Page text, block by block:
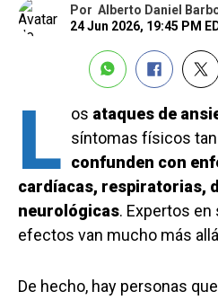
Por Alberto Daniel
24 Jun 2026, 19:45 PM
L os ataques de
síntomas físicos
confunden con
cardíacas, respiratorias,
neurológicas. Expertos en
efectos van mucho más
De hecho, hay personas